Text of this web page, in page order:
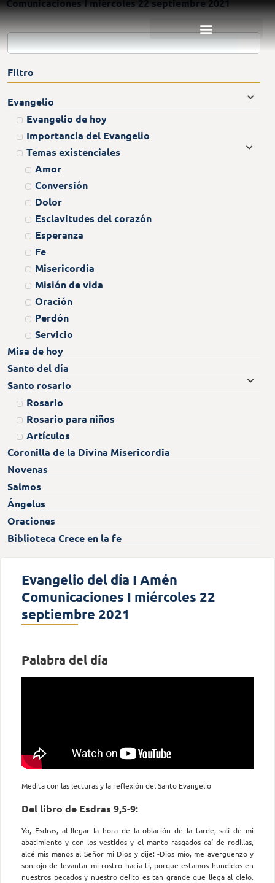
Comunicaciones I miércoles 22 septiembre 2021
Filtro
Evangelio
Evangelio de hoy
Importancia del Evangelio
Temas existenciales
Amor
Conversión
Dolor
Esclavitudes del corazón
Esperanza
Fe
Misericordia
Misión de vida
Oración
Perdón
Servicio
Misa de hoy
Santo del día
Santo rosario
Rosario
Rosario para niños
Artículos
Coronilla de la Divina Misericordia
Novenas
Salmos
Ángelus
Oraciones
Biblioteca Crece en la fe
Evangelio del día I Amén
Comunicaciones I miércoles 22
septiembre 2021
Palabra del día
Medita con las lecturas y la reflexión del Santo Evangelio
Del libro de Esdras 9,5-9:
Yo, Esdras, al llegar la hora de la oblación de la tarde, salí de mi
abatimiento y con los vestidos y el manto rasgados caí de rodillas,
alcé mis manos al Señor mi Dios y dije: -Dios mío, me avergüenzo y
sonrojo de levantar mi rostro hacia ti, porque estamos hundidos en
nuestros pecados y nuestro delito es tan grande que llega al cielo.